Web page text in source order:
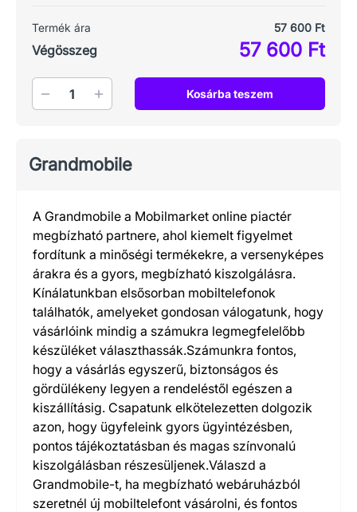
Termék ára 57 600 Ft
Végösszeg 57 600 Ft
Mennyiség Kosárba teszem
Grandmobile
A Grandmobile a Mobilmarket online piactér
megbízható partnere, ahol kiemelt figyelmet
fordítunk a minőségi termékekre, a versenyképes
árakra és a gyors, megbízható kiszolgálásra.
Kínálatunkban elsősorban mobiltelefonok
találhatók, amelyeket gondosan válogatunk, hogy
vásárlóink mindig a számukra legmegfelelőbb
készüléket választhassák.Számunkra fontos,
hogy a vásárlás egyszerű, biztonságos és
gördülékeny legyen a rendeléstől egészen a
kiszállításig. Csapatunk elkötelezetten dolgozik
azon, hogy ügyfeleink gyors ügyintézésben,
pontos tájékoztatásban és magas színvonalú
kiszolgálásban részesüljenek.Válaszd a
Grandmobile-t, ha megbízható webáruházból
szeretnél új mobiltelefont vásárolni, és fontos